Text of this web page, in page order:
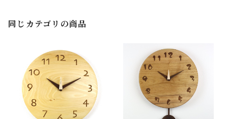
同じカテゴリの商品